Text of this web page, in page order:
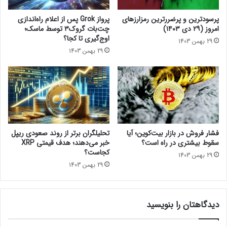
اخبار کوتاه
ی
د
!
پرسودترین و پرضررترین رمزارزهای
امروز (۲۹ دی ۱۴۰۳)
29 بهمن 1403
پرواز Grok پس از اعلام راه‌اندازی
چت‌بات گروک۳ توسط ماسک؛
اوج‌گیری تا کجا؟
29 بهمن 1403
فشار فروش در بازار بیت‌کوین؛ آیا
سقوط بیشتری در راه است؟
29 بهمن 1403
تحلیلگران برتر از روند صعودی ریپل
خبر می‌دهند؛ هدف قیمتی XRP
کجاست؟
29 بهمن 1403
دیدگاهتان را بنویسید